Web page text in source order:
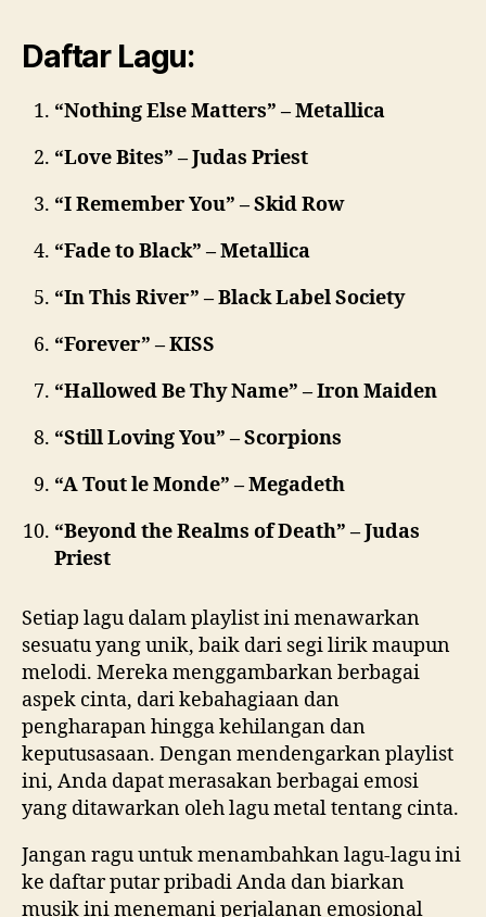
Daftar Lagu:
“Nothing Else Matters” – Metallica
“Love Bites” – Judas Priest
“I Remember You” – Skid Row
“Fade to Black” – Metallica
“In This River” – Black Label Society
“Forever” – KISS
“Hallowed Be Thy Name” – Iron Maiden
“Still Loving You” – Scorpions
“A Tout le Monde” – Megadeth
“Beyond the Realms of Death” – Judas
Priest
Setiap lagu dalam playlist ini menawarkan
sesuatu yang unik, baik dari segi lirik maupun
melodi. Mereka menggambarkan berbagai
aspek cinta, dari kebahagiaan dan
pengharapan hingga kehilangan dan
keputusasaan. Dengan mendengarkan playlist
ini, Anda dapat merasakan berbagai emosi
yang ditawarkan oleh lagu metal tentang cinta.
Jangan ragu untuk menambahkan lagu-lagu ini
ke daftar putar pribadi Anda dan biarkan
musik ini menemani perjalanan emosional